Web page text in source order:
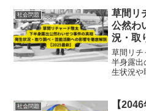
社会問題
草間リ
公然わ
況・取
を徹底
草間リチ
半身露出
生状況や
社会問題
【